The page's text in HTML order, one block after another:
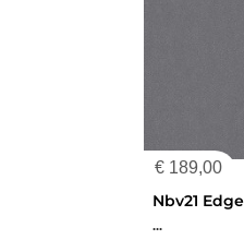
€ 189,00
...